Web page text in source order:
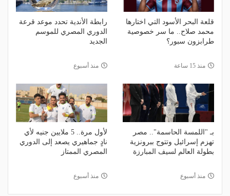
قلعة البحر الأسود التي اختارها
محمد صلاح.. ما سر خصوصية
طرابزون سبور؟
منذ 15 ساعة
رابطة الأندية تحدد موعد قرعة
الدوري المصري للموسم
الجديد
منذ أسبوع
بـ "اللمسة الحاسمة".. مصر
تهزم إسرائيل وتتوج ببرونزية
بطولة العالم لسيف المبارزة
منذ أسبوع
لأول مرة.. 5 ملايين جنيه لأي
نادٍ جماهيري يصعد إلى الدوري
المصري الممتاز
منذ أسبوع